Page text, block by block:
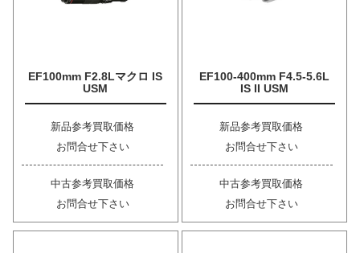
EF100mm F2.8Lマクロ IS
USM
新品参考買取価格
お問合せ下さい
中古参考買取価格
お問合せ下さい
EF100-400mm F4.5-5.6L
IS II USM
新品参考買取価格
お問合せ下さい
中古参考買取価格
お問合せ下さい